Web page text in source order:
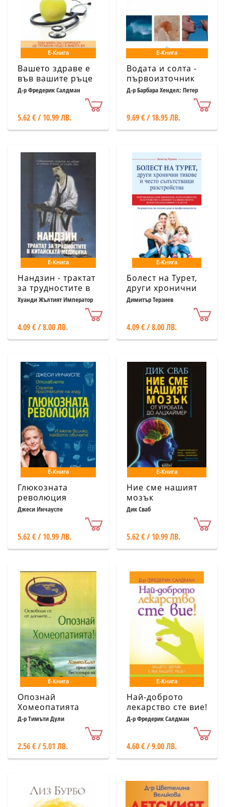
Е-Книга
Вашето здраве е
във вашите ръце
Д-р Фредерик Салдман
5.62 € / 10.99 ЛВ.
Е-Книга
Водата и солта -
първоизточник
на живота
Д-р Барбара Хендел; Петер
9.69 € / 18.95 ЛВ.
Е-Книга
Нандзин - трактат
за трудностите в
китайската
Хуанди Жълтият Император
4.09 € / 8.00 ЛВ.
Е-Книга
Болест на Турет,
други хронични
тикове и често
Димитър Терзиев
4.09 € / 8.00 ЛВ.
Е-Книга
Глюкозната
революция
Джеси Инчауспе
5.62 € / 10.99 ЛВ.
Е-Книга
Ние сме нашият
мозък
Дик Сваб
5.62 € / 10.99 ЛВ.
Е-Книга
Опознай
Хомеопатията
Д-р Тимъти Дули
2.56 € / 5.01 ЛВ.
Е-Книга
Най-доброто
лекарство сте вие!
Д-р Фредерик Салдман
4.60 € / 9.00 ЛВ.